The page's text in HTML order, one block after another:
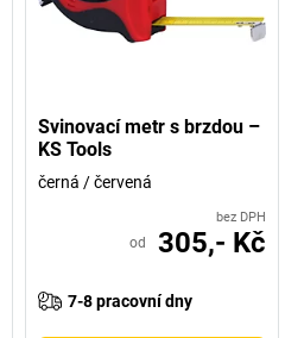
Svinovací metr s brzdou –
KS Tools
černá / červená
bez DPH
od 305,- Kč
7-8 pracovní dny